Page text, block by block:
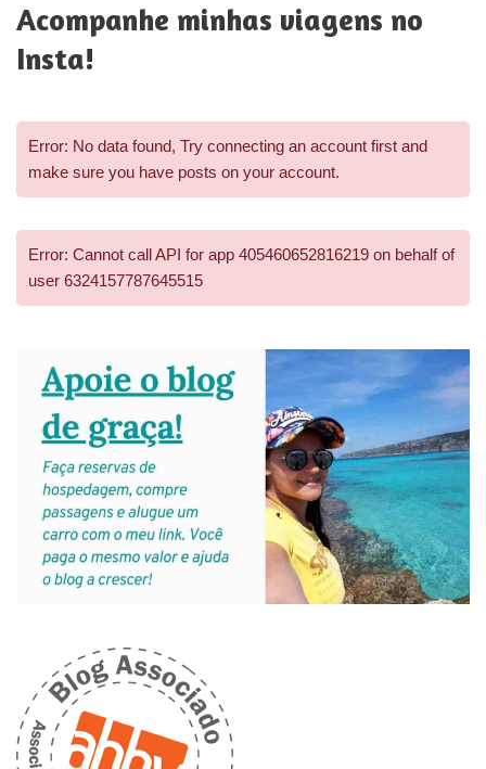
Acompanhe minhas viagens no
Insta!
Error: No data found, Try connecting an account first and
make sure you have posts on your account.
Error: Cannot call API for app 405460652816219 on behalf of
user 6324157787645515